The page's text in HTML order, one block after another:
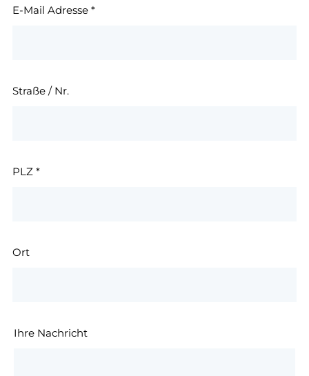
E-Mail Adresse *
Straße / Nr.
PLZ *
Ort
Ihre Nachricht